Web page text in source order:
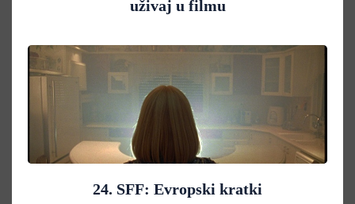
uživaj u filmu
24. SFF: Evropski kratki